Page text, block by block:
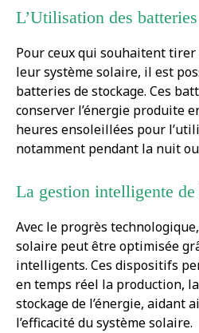
L’Utilisation des
Pour ceux qui souhaitent
leur système solaire, il est
batteries de stockage. Ces
conserver l’énergie produite
heures ensoleillées pour
notamment pendant la nuit
La gestion intelligente de
Avec le progrès
solaire peut être optimisée
intelligents. Ces dispositifs
en temps réel la production,
stockage de l’énergie, aidant
l’efficacité du système solaire.